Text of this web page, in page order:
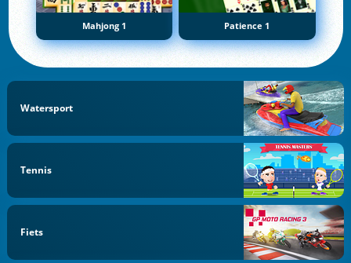
Mahjong 1 Patience 1
Watersport
Tennis
Fiets